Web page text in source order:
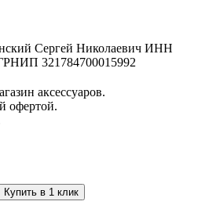
Сергей Николаевич ИНН
321784700015992
аксессуаров.
офертой.
Купить в 1 клик